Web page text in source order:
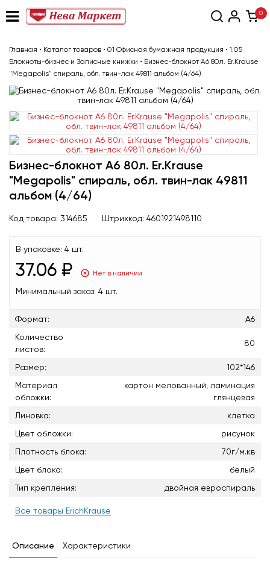
0
Главная • Каталог товаров • 01 Офисная бумажная продукция • 1.05
Блокноты-бизнес и Записные книжки • Бизнес-блокнот А6 80л. Er.Krause
"Megapolis" спираль, обл. твин-лак 49811 альбом (4/64)
Бизнес-блокнот А6 80л. Er.Krause
"Megapolis" спираль, обл. твин-лак 49811
альбом (4/64)
Код товара: 314685 Штрихкод: 4601921498110
В упаковке: 4 шт.
37.06 ₽ Нет в наличии
Минимальный заказ: 4 шт.
Формат:
А6
Количество
листов:
80
Размер:
102*146
Материал
обложки:
картон мелованный, ламинация
глянцевая
Линовка:
клетка
Цвет обложки:
рисунок
Плотность блока:
70г/м.кв
Цвет блока:
белый
Тип крепления:
двойная евроспираль
Все товары ErichKrause
Описание Характеристики